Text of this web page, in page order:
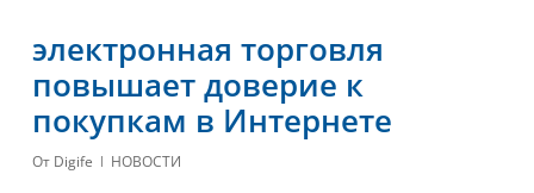
электронная торговля
повышает доверие к
покупкам в Интернете
От Digife НОВОСТИ